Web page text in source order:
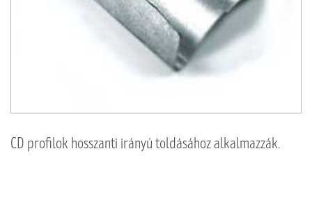
CD profilok hosszanti irányú toldásához alkalmazzák.